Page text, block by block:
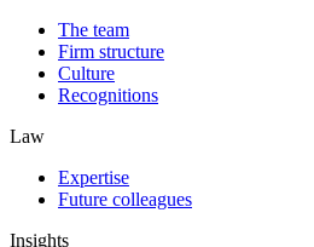
The team
Firm structure
Culture
Recognitions
Law
Expertise
Future colleagues
Insights